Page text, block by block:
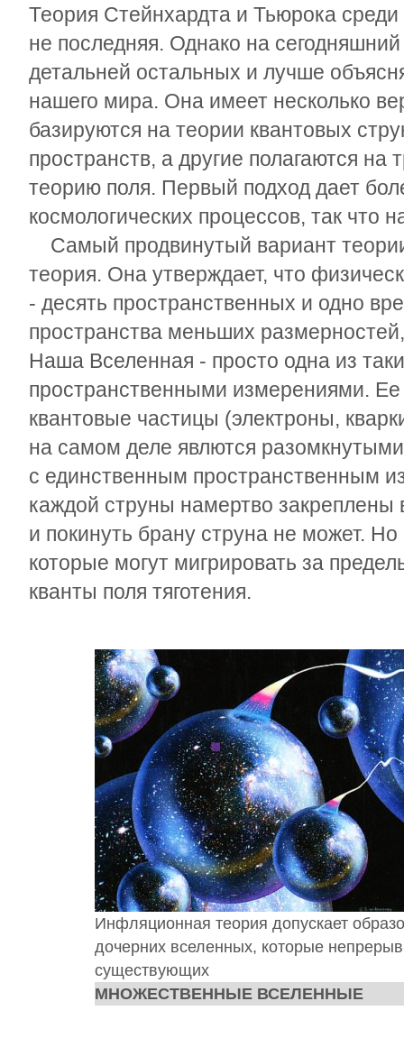
Теория Стейнхардта и Тьюрока
не последняя. Однако на
детальней остальных и лучше
нашего мира. Она имеет несколько
базируются на теории квантовых
пространств, а другие полагаются на
теорию поля. Первый подход дает
космологических процессов, так что
Самый продвинутый вариант
теория. Она утверждает, что
- десять пространственных и одно
пространства меньших
Наша Вселенная - просто одна из
пространственными измерениями.
квантовые частицы (электроны,
на самом деле явлются
с единственным пространственным
каждой струны намертво
и покинуть брану струна не может.
которые могут мигрировать за
кванты поля тяготения.
Инфляционная теория допускает
дочерних вселенных, которые
существующих
МНОЖЕСТВЕННЫЕ ВСЕЛЕННЫЕ